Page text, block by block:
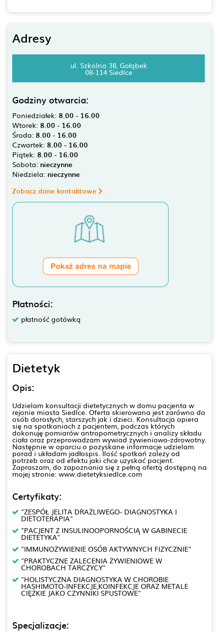
Adresy
ul. Szkolna 38, Gołąbek
08-114 Siedlce
Godziny otwarcia:
Poniedziałek: 8.00 - 16.00
Wtorek: 8.00 - 16.00
Środa: 8.00 - 16.00
Czwartek: 8.00 - 16.00
Piątek: 8.00 - 16.00
Sobota: nieczynne
Niedziela: nieczynne
Zobacz dane kontaktowe
Płatności:
płatność gotówką
Dietetyk
Opis:
Udzielam konsultacji dietetycznych w domu pacjenta w
rejonie miasta Siedlce. Oferta skierowana jest zarówno do
osób dorosłych, starszych jak i dzieci. Konsultacja opiera
się na spotkaniach z pacjentem, podczas których
dokonuję pomiarów antropometrycznych i analizy składu
ciała oraz przeprowadzam wywiad żywieniowo-zdrowotny.
Następnie w oparciu o pozyskane informacje udzielam
porad i układam jadłospis. Ilość spotkań zależy od
potrzeb oraz od efektu jaki chce uzyskać pacjent.
Zapraszam, do zapoznania się z pełną ofertą dostępną na
mojej stronie: www.dietetyksiedlce.com
Certyfikaty:
"ZESPÓŁ JELITA DRAŻLIWEGO- DIAGNOSTYKA I
DIETOTERAPIA"
"PACJENT Z INSULINOOPORNOŚCIĄ W GABINECIE
DIETETYKA"
"IMMUNOŻYWIENIE OSÓB AKTYWNYCH FIZYCZNIE"
"PRAKTYCZNE ZALECENIA ŻYWIENIOWE W
CHOROBACH TARCZYCY"
"HOLISTYCZNA DIAGNOSTYKA W CHOROBIE
HASHIMOTO-INFEKCJE,KOINFEKCJE ORAZ METALE
CIĘŻKIE JAKO CZYNNIKI SPUSTOWE"
Specjalizacje: